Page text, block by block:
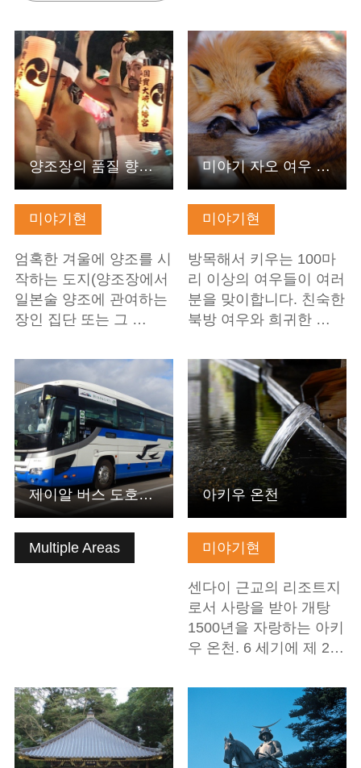
미야기현
엄혹한 겨울에 양조를 시
작하는 도지(양조장에서
일본술 양조에 관여하는
장인 집단 또는 그 …
기본정보 보기
양조장의 품질 향상과 안전을 기원했다는 의식 ‘하다카마이리’…
미야기현
방목해서 키우는 100마
리 이상의 여우들이 여러
분을 맞이합니다. 친숙한
북방 여우와 희귀한 …
기본정보 보기
미야기 자오 여우 마을
Multiple Areas
기본정보 보기
제이알 버스 도호쿠 주식회사
미야기현
센다이 근교의 리조트지
로서 사랑을 받아 개탕
1500년을 자랑하는 아키
우 온천. 6 세기에 제 2…
기본정보 보기
아키우 온천
기본정보 보기